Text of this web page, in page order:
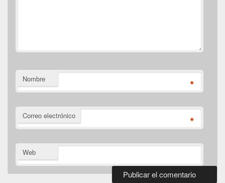
Nombre *
Correo electrónico *
Web